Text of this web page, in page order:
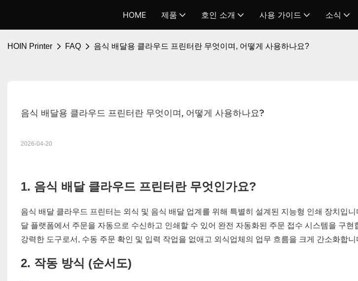
HOME 제품 호인 소개 사용 가이드 소식
HOIN Printer FAQ 음식 배달용 클라우드 프린터란 무엇이며, 어떻게 사용하나요?
음식 배달용 클라우드 프린터란 무엇이며, 어떻게 사용하나요?
2026-04-20
1. 음식 배달 클라우드 프린터란 무엇인가요?
음식 배달 클라우드 프린터는 외식 및 음식 배달 업계를 위해 특별히 설계된 지능형 인쇄 장치입
달 플랫폼에서 주문을 자동으로 수신하고 인쇄할 수 있어 완전 자동화된 주문 접수 시스템을 구
강력한 도구로서, 수동 주문 확인 및 입력 작업을 없애고 외식업체의 업무 흐름을 크게 간소화합니
2. 작동 방식 (순서도)